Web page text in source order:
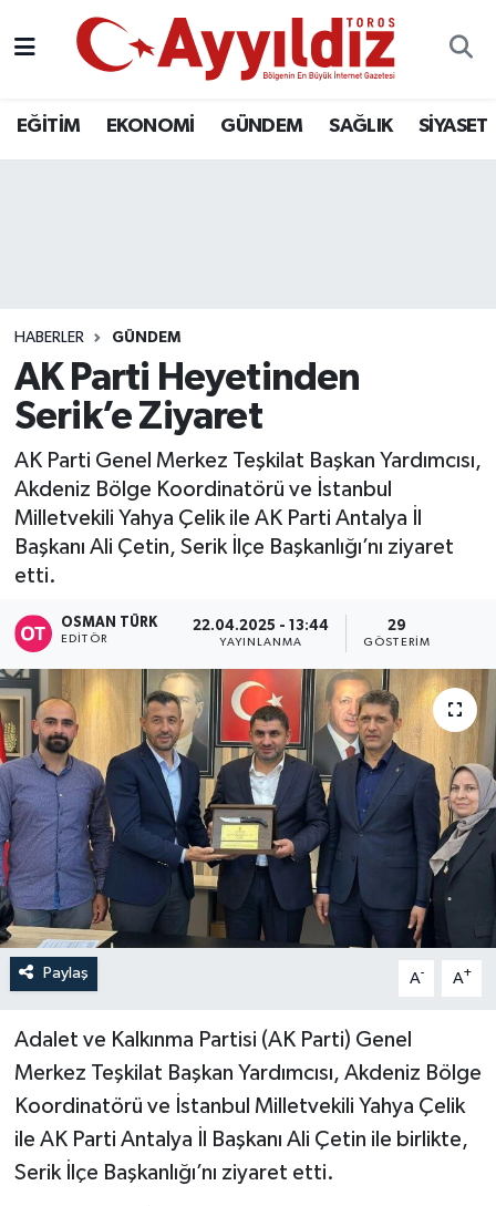
EĞİTİM EKONOMİ GÜNDEM SAĞLIK SİYASET
HABERLER GÜNDEM
AK Parti Heyetinden
Serik’e Ziyaret
AK Parti Genel Merkez Teşkilat Başkan Yardımcısı,
Akdeniz Bölge Koordinatörü ve İstanbul
Milletvekili Yahya Çelik ile AK Parti Antalya İl
Başkanı Ali Çetin, Serik İlçe Başkanlığı’nı ziyaret
etti.
OSMAN TÜRK
EDITÖR
22.04.2025 - 13:44
YAYINLANMA
29
GÖSTERIM
Paylaş A- A+
Adalet ve Kalkınma Partisi (AK Parti) Genel
Merkez Teşkilat Başkan Yardımcısı, Akdeniz Bölge
Koordinatörü ve İstanbul Milletvekili Yahya Çelik
ile AK Parti Antalya İl Başkanı Ali Çetin ile birlikte,
Serik İlçe Başkanlığı’nı ziyaret etti.